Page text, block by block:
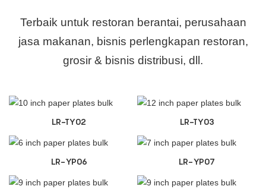
Terbaik untuk restoran berantai, perusahaan
jasa makanan, bisnis perlengkapan restoran,
grosir & bisnis distribusi, dll.
LR-TY02 LR-TY03
LR-YP06 LR-YP07